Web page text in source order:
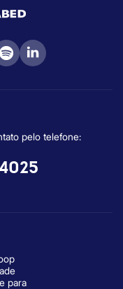
pelo telefone:
para